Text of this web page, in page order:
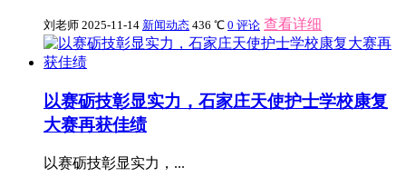
刘老师 2025-11-14 新闻动态 436 ℃ 0 评论 查看详细
以赛砺技彰显实力，石家庄天使护士学校康复
大赛再获佳绩
以赛砺技彰显实力，...